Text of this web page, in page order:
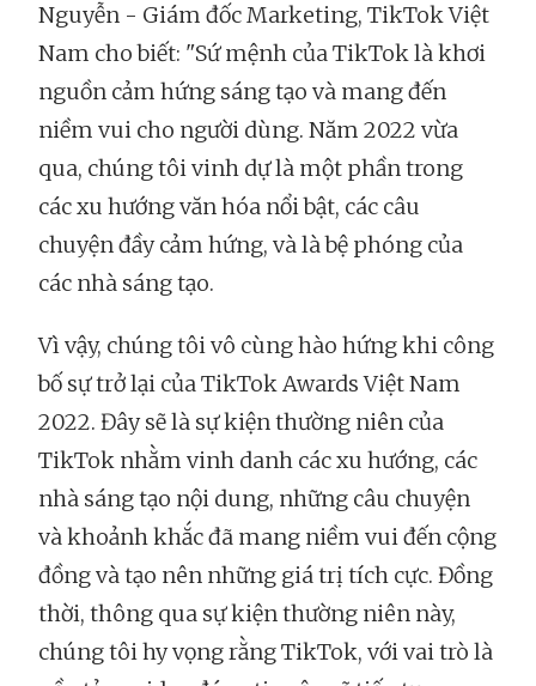
Nguyễn - Giám đốc Marketing, TikTok Việt
Nam cho biết: "Sứ mệnh của TikTok là khơi
nguồn cảm hứng sáng tạo và mang đến
niềm vui cho người dùng. Năm 2022 vừa
qua, chúng tôi vinh dự là một phần trong
các xu hướng văn hóa nổi bật, các câu
chuyện đầy cảm hứng, và là bệ phóng của
các nhà sáng tạo.
Vì vậy, chúng tôi vô cùng hào hứng khi công
bố sự trở lại của TikTok Awards Việt Nam
2022. Đây sẽ là sự kiện thường niên của
TikTok nhằm vinh danh các xu hướng, các
nhà sáng tạo nội dung, những câu chuyện
và khoảnh khắc đã mang niềm vui đến cộng
đồng và tạo nên những giá trị tích cực. Đồng
thời, thông qua sự kiện thường niên này,
chúng tôi hy vọng rằng TikTok, với vai trò là